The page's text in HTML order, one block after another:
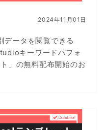
2024年11月01日
ータを閲覧できる
キーワードパフォ
」の無料配布開始のお